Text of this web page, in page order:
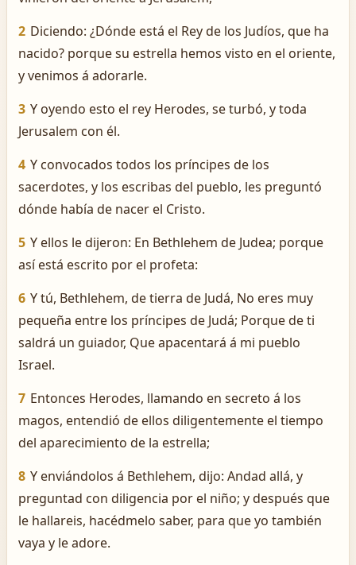
2 Diciendo: ¿Dónde está el Rey de los Judíos, que ha
nacido? porque su estrella hemos visto en el oriente,
y venimos á adorarle.
3 Y oyendo esto el rey Herodes, se turbó, y toda
Jerusalem con él.
4 Y convocados todos los príncipes de los
sacerdotes, y los escribas del pueblo, les preguntó
dónde había de nacer el Cristo.
5 Y ellos le dijeron: En Bethlehem de Judea; porque
así está escrito por el profeta:
6 Y tú, Bethlehem, de tierra de Judá, No eres muy
pequeña entre los príncipes de Judá; Porque de ti
saldrá un guiador, Que apacentará á mi pueblo
Israel.
7 Entonces Herodes, llamando en secreto á los
magos, entendió de ellos diligentemente el tiempo
del aparecimiento de la estrella;
8 Y enviándolos á Bethlehem, dijo: Andad allá, y
preguntad con diligencia por el niño; y después que
le hallareis, hacédmelo saber, para que yo también
vaya y le adore.